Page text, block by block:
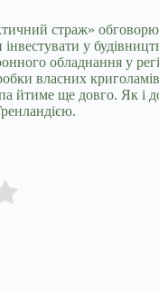
страж»
у
обладнання у
власних
йтиме ще довго. Як і